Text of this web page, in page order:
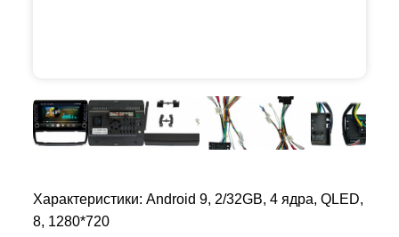
Характеристики: Android 9, 2/32GB, 4 ядра, QLED,
8, 1280*720